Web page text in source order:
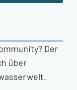
Der
über